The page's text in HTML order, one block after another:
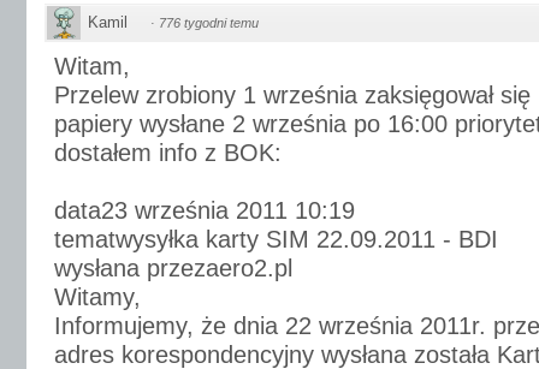
Kamil · 776 tygodni temu
Witam,
Przelew zrobiony 1 września zaksięgował
papiery wysłane 2 września po 16:00
dostałem info z BOK:
data23 września 2011 10:19
tematwysyłka karty SIM 22.09.2011 - BDI
wysłana przezaero2.pl
Witamy,
Informujemy, że dnia 22 września 2011r.
adres korespondencyjny wysłana została